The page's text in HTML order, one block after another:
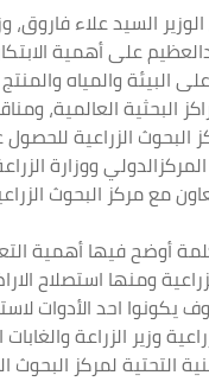
السيد علاء
على أهمية
البيئة والمياه
البحثية العالمية،
الزراعية
ووزارة
مع مركز البحوث
أوضح فيها أهمية
ومنها استصلاح
يكونوا احد
وزير الزراعة
التحتية لمركز